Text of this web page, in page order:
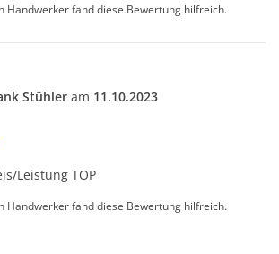
Handwerker fand diese Bewertung hilfreich.
Stühler am 11.10.2023
Leistung TOP
Handwerker fand diese Bewertung hilfreich.